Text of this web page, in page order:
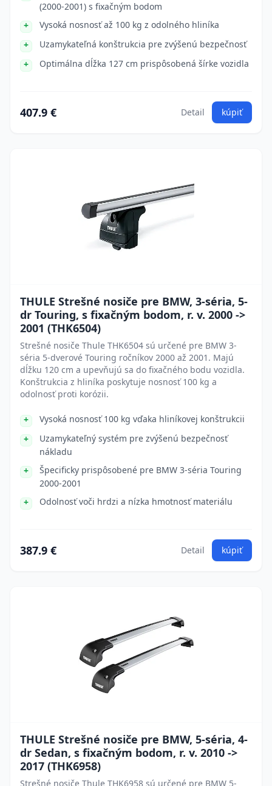
(2000-2001) s fixačným bodom
Vysoká nosnosť až 100 kg z odolného hliníka
Uzamykateľná konštrukcia pre zvýšenú bezpečnosť
Optimálna dĺžka 127 cm prispôsobená šírke vozidla
407.9 € Detail kúpiť
THULE Strešné nosiče pre BMW, 3-séria, 5-
dr Touring, s fixačným bodom, r. v. 2000 ->
2001 (THK6504)
Strešné nosiče Thule THK6504 sú určené pre BMW 3-
séria 5-dverové Touring ročníkov 2000 až 2001. Majú
dĺžku 120 cm a upevňujú sa do fixačného bodu vozidla.
Konštrukcia z hliníka poskytuje nosnosť 100 kg a
odolnosť proti korózii.
Vysoká nosnosť 100 kg vďaka hliníkovej konštrukcii
Uzamykateľný systém pre zvýšenú bezpečnosť
nákladu
Špecificky prispôsobené pre BMW 3-séria Touring
2000-2001
Odolnosť voči hrdzi a nízka hmotnosť materiálu
387.9 € Detail kúpiť
THULE Strešné nosiče pre BMW, 5-séria, 4-
dr Sedan, s fixačným bodom, r. v. 2010 ->
2017 (THK6958)
Strešné nosiče Thule THK6958 sú určené pre BMW 5-